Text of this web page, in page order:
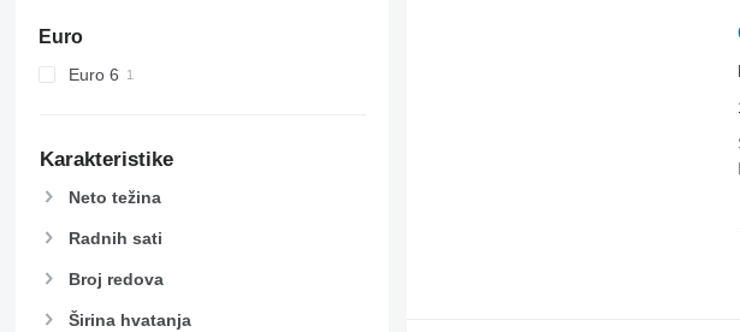
Euro
Euro 6
Karakteristike
Neto težina
Radnih sati
Broj redova
Širina hvatanja